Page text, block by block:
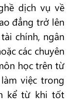
dịch vụ về
đẳng trở lên
chính, ngân
các chuyên
học trên từ
việc trong
kể từ khi tốt